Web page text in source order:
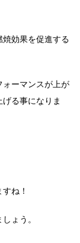
焼効果を促進する
ォーマンスが上が
る事になりま
ね！
ょう。